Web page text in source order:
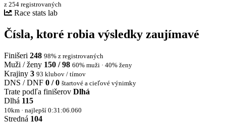
z 254 registrovaných
Race stats lab
Čísla, ktoré robia výsledky zaujímavé
Finišeri 248 98% z registrovaných
Muži / ženy 150 / 98 60% muži · 40% ženy
Krajiny 3 93 klubov / tímov
DNS / DNF 0 / 0 štartové a cieľové výnimky
Trate podľa finišerov Dlhá
Dlhá 115
10km · najlepší 0:31:06.060
Stredná 104